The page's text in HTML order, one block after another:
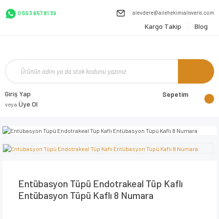
0 553 657 81 39 alevdere@ailehekimialisveris.com
Kargo Takip Blog
Giriş Yap
veya Üye Ol
Sepetim
Entübasyon Tüpü Endotrakeal Tüp Kaflı
Entübasyon Tüpü Kaflı 8 Numara